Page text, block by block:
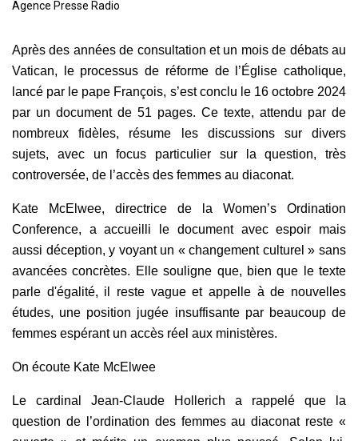
Agence Presse Radio
Après des années de consultation et un mois de débats au
Vatican, le processus de réforme de l’Église catholique,
lancé par le pape François, s’est conclu le 16 octobre 2024
par un document de 51 pages. Ce texte, attendu par de
nombreux fidèles, résume les discussions sur divers
sujets, avec un focus particulier sur la question, très
controversée, de l’accès des femmes au diaconat.
Kate McElwee, directrice de la Women’s Ordination
Conference, a accueilli le document avec espoir mais
aussi déception, y voyant un « changement culturel » sans
avancées concrètes. Elle souligne que, bien que le texte
parle d'égalité, il reste vague et appelle à de nouvelles
études, une position jugée insuffisante par beaucoup de
femmes espérant un accès réel aux ministères.
On écoute Kate McElwee
Le cardinal Jean-Claude Hollerich a rappelé que la
question de l’ordination des femmes au diaconat reste «